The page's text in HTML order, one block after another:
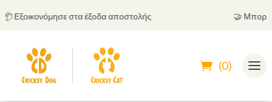
στα έξοδα αποστολής Μπορείς
(0)